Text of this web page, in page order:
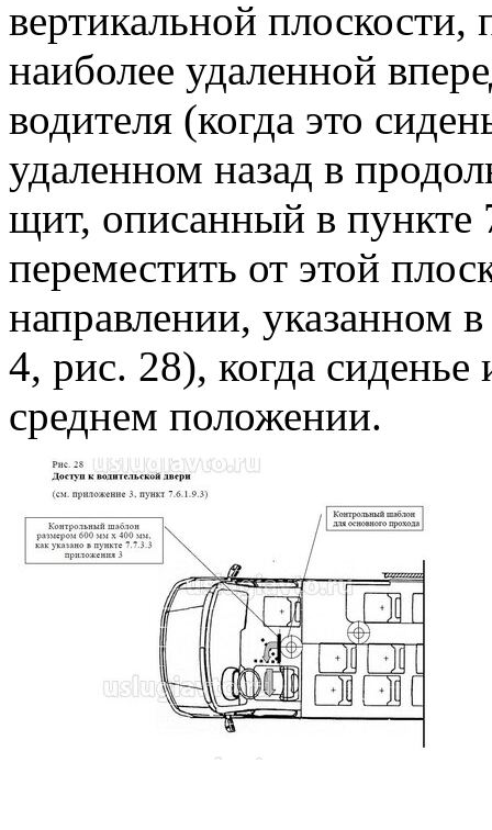
вертикальной
наиболее удаленной
водителя (когда это
удаленном назад в
щит, описанный в
переместить от этой
направлении, указанном
4, рис. 28), когда сиденье
среднем положении.